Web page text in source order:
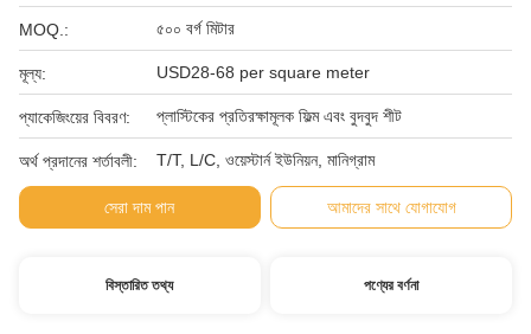
MOQ.: ৫০০ বর্গ মিটার
মূল্য: USD28-68 per square meter
প্যাকেজিংয়ের বিবরণ: প্লাস্টিকের প্রতিরক্ষামূলক ফিল্ম এবং বুদবুদ শীট
অর্থ প্রদানের শর্তাবলী: T/T, L/C, ওয়েস্টার্ন ইউনিয়ন, মানিগ্রাম
সেরা দাম পান আমাদের সাথে যোগাযোগ
বিস্তারিত তথ্য পণ্যের বর্ণনা